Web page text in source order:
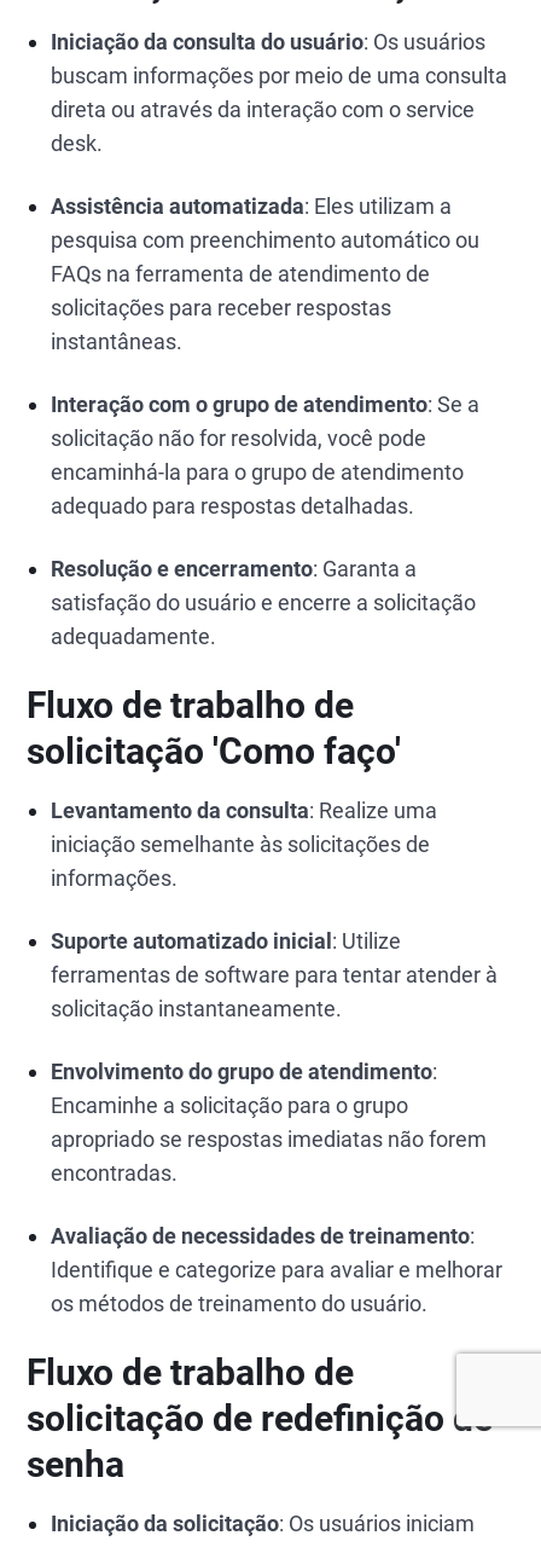
Iniciação da consulta do usuário: Os usuários
buscam informações por meio de uma consulta
direta ou através da interação com o service
desk.
Assistência automatizada: Eles utilizam a
pesquisa com preenchimento automático ou
FAQs na ferramenta de atendimento de
solicitações para receber respostas
instantâneas.
Interação com o grupo de atendimento: Se a
solicitação não for resolvida, você pode
encaminhá-la para o grupo de atendimento
adequado para respostas detalhadas.
Resolução e encerramento: Garanta a
satisfação do usuário e encerre a solicitação
adequadamente.
Fluxo de trabalho de
solicitação 'Como faço'
Levantamento da consulta: Realize uma
iniciação semelhante às solicitações de
informações.
Suporte automatizado inicial : Utilize
ferramentas de software para tentar atender à
solicitação instantaneamente.
Envolvimento do grupo de atendimento:
Encaminhe a solicitação para o grupo
apropriado se respostas imediatas não forem
encontradas.
Avaliação de necessidades de treinamento:
Identifique e categorize para avaliar e melhorar
os métodos de treinamento do usuário.
Fluxo de trabalho de
solicitação de redefinição de
senha
Iniciação da solicitação: Os usuários iniciam